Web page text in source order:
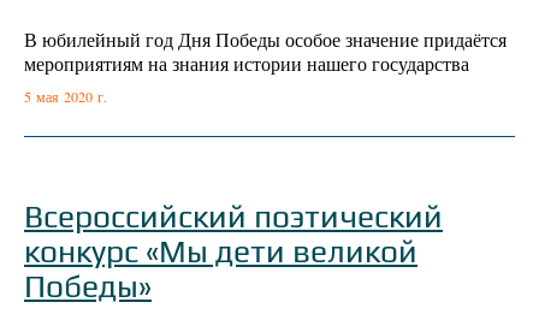
В юбилейный год Дня Победы особое значение придаётся
мероприятиям на знания истории нашего государства
5 мая 2020 г.
Всероссийский поэтический
конкурс «Мы дети великой
Победы»